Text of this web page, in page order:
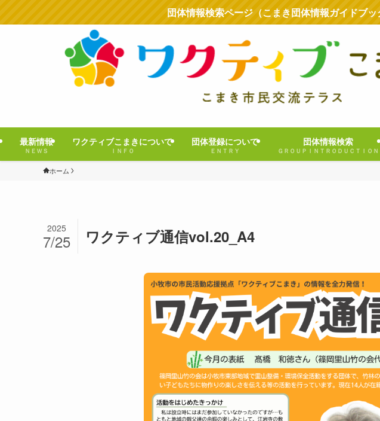
団体情報検索ページ（こまき団体情報ガイドブ
最新情報
ＮＥＷＳ
ワクティブこまきについて
ＩＮＦＯ
団体登録について
ＥＮＴＲＹ
団体情報検索
ＧＲＯＵＰＩＮＴＲＯＤＵＣＴＩＯＮ
ホーム
ワクティブ通信vol.20_A4
2025
7/25